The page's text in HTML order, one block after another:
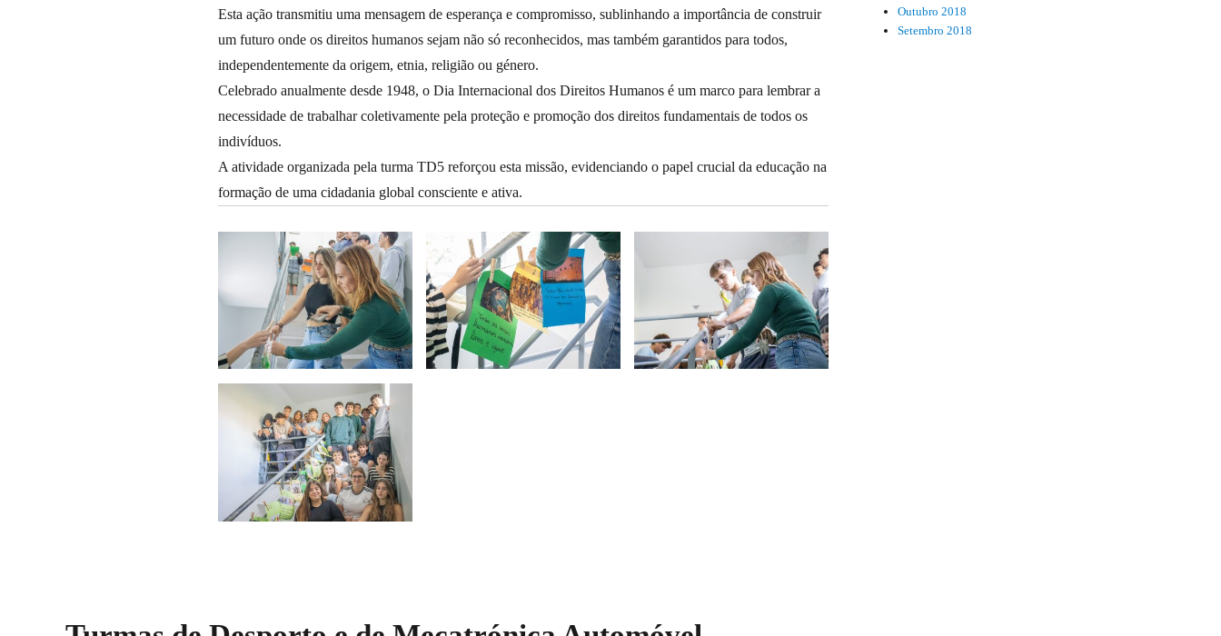
Esta ação transmitiu uma mensagem de esperança e compromisso, sublinhando a importância de construir
um futuro onde os direitos humanos sejam não só reconhecidos, mas também garantidos para todos,
independentemente da origem, etnia, religião ou género.
Celebrado anualmente desde 1948, o Dia Internacional dos Direitos Humanos é um marco para lembrar a
necessidade de trabalhar coletivamente pela proteção e promoção dos direitos fundamentais de todos os
indivíduos.
A atividade organizada pela turma TD5 reforçou esta missão, evidenciando o papel crucial da educação na
formação de uma cidadania global consciente e ativa.
Outubro 2018
Setembro 2018